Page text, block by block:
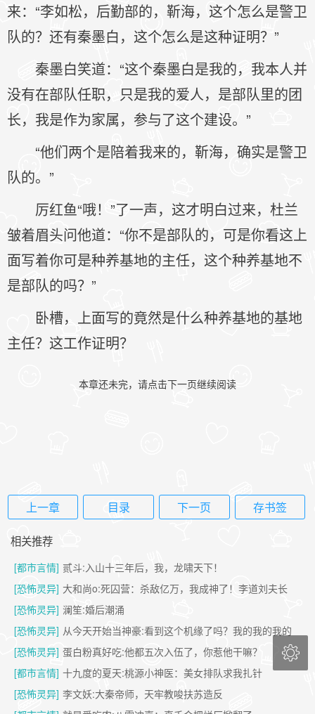
来：“李如松，后勤部的，靳海，这个怎么是警卫
队的？还有秦墨白，这个怎么是这种证明？”
秦墨白笑道：“这个秦墨白是我的，我本人并
没有在部队任职，只是我的爱人，是部队里的团
长，我是作为家属，参与了这个建设。”
“他们两个是陪着我来的，靳海，确实是警卫
队的。”
厉红鱼“哦！”了一声，这才明白过来，杜兰
皱着眉头问他道：“你不是部队的，可是你看这上
面写着你可是种养基地的主任，这个种养基地不
是部队的吗？”
卧槽，上面写的竟然是什么种养基地的基地
主任？这工作证明？
本章还未完，请点击下一页继续阅读
上一章 目录 下一页 存书签
相关推荐
[都市言情] 贰斗:入山十三年后，我，龙啸天下！
[恐怖灵异] 大和尚o:死囚营：杀敌亿万，我成神了！李道刘夫长
[恐怖灵异] 澜笙:婚后潮涌
[恐怖灵异] 从今天开始当神豪:看到这个机缘了吗？我的我的我的
[恐怖灵异] 蛋白粉真好吃:他都五次入伍了，你惹他干嘛？
[都市言情] 十九度的夏天:桃源小神医：美女排队求我扎针
[恐怖灵异] 李文妖:大秦帝师，天牢教唆扶苏造反
